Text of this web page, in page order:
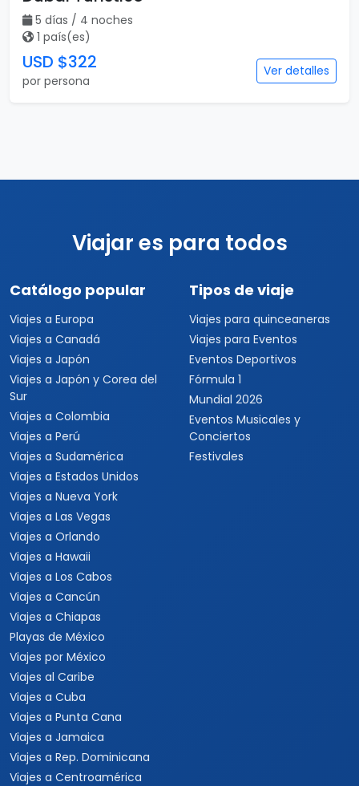
5 días / 4 noches
1 país(es)
USD $322
por persona
Ver detalles
Viajar es para todos
Catálogo popular
Viajes a Europa
Viajes a Canadá
Viajes a Japón
Viajes a Japón y Corea del
Sur
Viajes a Colombia
Viajes a Perú
Viajes a Sudamérica
Viajes a Estados Unidos
Viajes a Nueva York
Viajes a Las Vegas
Viajes a Orlando
Viajes a Hawaii
Viajes a Los Cabos
Viajes a Cancún
Viajes a Chiapas
Playas de México
Viajes por México
Viajes al Caribe
Viajes a Cuba
Viajes a Punta Cana
Viajes a Jamaica
Viajes a Rep. Dominicana
Viajes a Centroamérica
Tipos de viaje
Viajes para quinceaneras
Viajes para Eventos
Eventos Deportivos
Fórmula 1
Mundial 2026
Eventos Musicales y
Conciertos
Festivales